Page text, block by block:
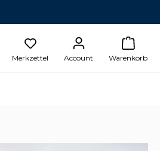
Merkzettel Account Warenkorb